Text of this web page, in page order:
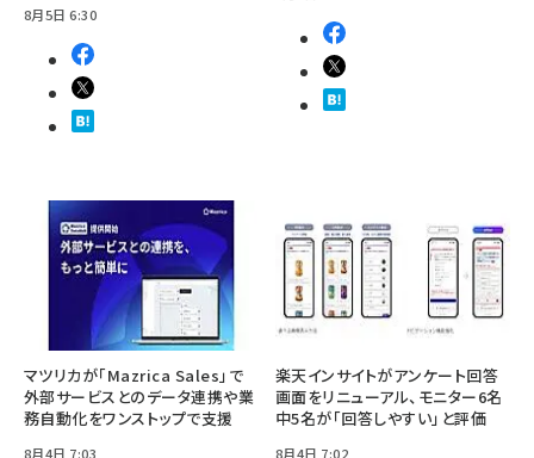
8月5日 6:30
マツリカが「Mazrica Sales」で
外部サービスとのデータ連携や業
務自動化をワンストップで支援
8月4日 7:03
楽天インサイトがアンケート回答
画面をリニューアル、モニター6名
中5名が「回答しやすい」と評価
8月4日 7:02